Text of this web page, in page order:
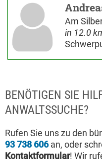
Am
in 12.0
BENÖTIGEN SIE
ANWALTSSUCHE?
Rufen Sie uns zu den
93 738 606an, oder
Kontaktformular! Wir